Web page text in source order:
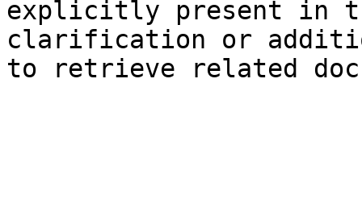
explicitly present in
clarification or